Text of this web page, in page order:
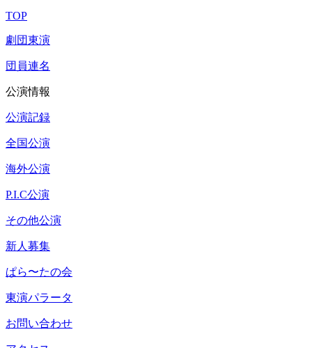
TOP
劇団東演
団員連名
公演情報
公演記録
全国公演
海外公演
P.I.C公演
その他公演
新人募集
ぱら〜たの会
東演パラータ
お問い合わせ